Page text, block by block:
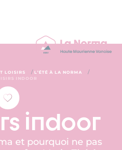
LOISIRS / L’ÉTÉ À LA NORMA /
INDOOR
indoor
et pourquoi ne pas